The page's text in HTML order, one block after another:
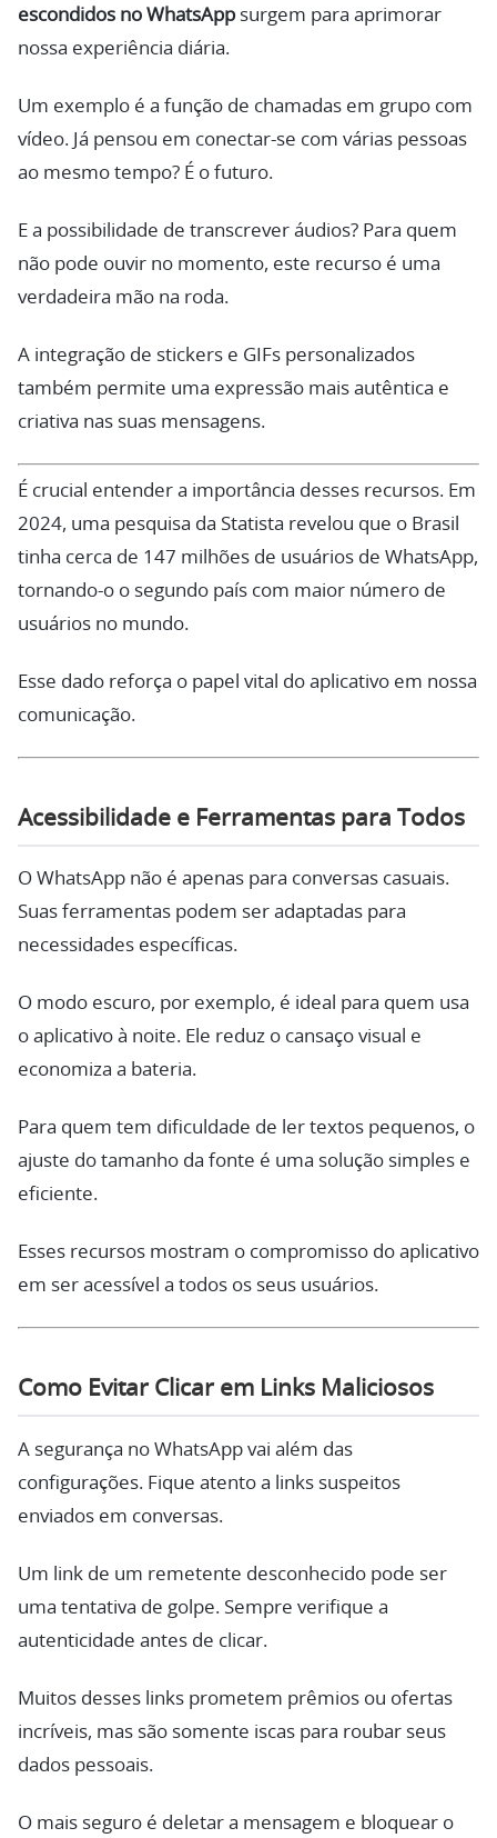
escondidos no WhatsApp surgem para aprimorar
nossa experiência diária.
Um exemplo é a função de chamadas em grupo com
vídeo. Já pensou em conectar-se com várias pessoas
ao mesmo tempo? É o futuro.
E a possibilidade de transcrever áudios? Para quem
não pode ouvir no momento, este recurso é uma
verdadeira mão na roda.
A integração de stickers e GIFs personalizados
também permite uma expressão mais autêntica e
criativa nas suas mensagens.
É crucial entender a importância desses recursos. Em
2024, uma pesquisa da Statista revelou que o Brasil
tinha cerca de 147 milhões de usuários de WhatsApp,
tornando-o o segundo país com maior número de
usuários no mundo.
Esse dado reforça o papel vital do aplicativo em nossa
comunicação.
Acessibilidade e Ferramentas para Todos
O WhatsApp não é apenas para conversas casuais.
Suas ferramentas podem ser adaptadas para
necessidades específicas.
O modo escuro, por exemplo, é ideal para quem usa
o aplicativo à noite. Ele reduz o cansaço visual e
economiza a bateria.
Para quem tem dificuldade de ler textos pequenos, o
ajuste do tamanho da fonte é uma solução simples e
eficiente.
Esses recursos mostram o compromisso do aplicativo
em ser acessível a todos os seus usuários.
Como Evitar Clicar em Links Maliciosos
A segurança no WhatsApp vai além das
configurações. Fique atento a links suspeitos
enviados em conversas.
Um link de um remetente desconhecido pode ser
uma tentativa de golpe. Sempre verifique a
autenticidade antes de clicar.
Muitos desses links prometem prêmios ou ofertas
incríveis, mas são somente iscas para roubar seus
dados pessoais.
O mais seguro é deletar a mensagem e bloquear o